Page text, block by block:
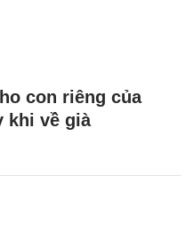
con riêng của
khi về già